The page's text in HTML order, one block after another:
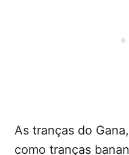
As tranças do
como tranças